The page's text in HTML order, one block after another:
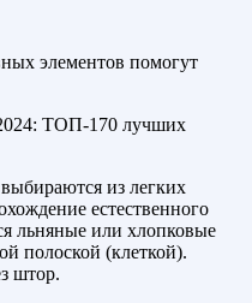
элементов помогут
из легких
естественного
льняные или хлопковые
полоской (клеткой).
штор.